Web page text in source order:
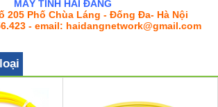
MÁY TÍNH HẢI ĐĂNG
205 Phố Chùa Láng - Đống Đa- Hà Nội
- email: haidangnetwork@gmail.com